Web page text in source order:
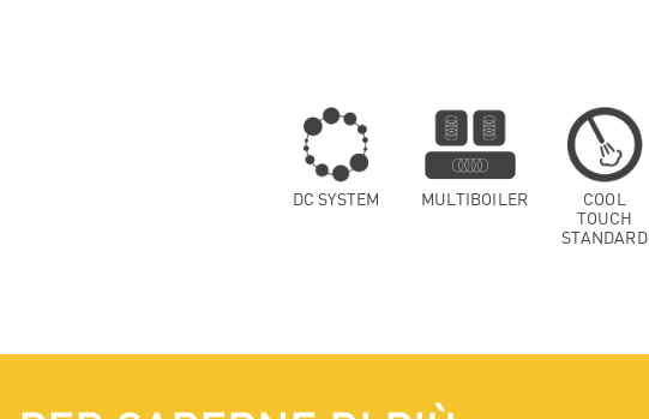
DC SYSTEM MULTIBOILER
COOL
TOUCH
STANDARD